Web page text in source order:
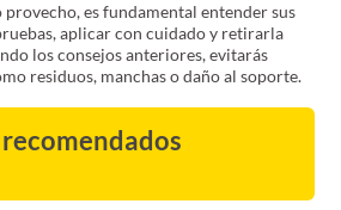
provecho, es fundamental entender sus
aplicar con cuidado y retirarla
los consejos anteriores, evitarás
residuos, manchas o daño al soporte.